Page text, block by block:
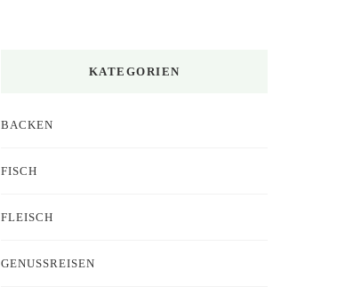
KATEGORIEN
BACKEN
FISCH
FLEISCH
GENUSSREISEN